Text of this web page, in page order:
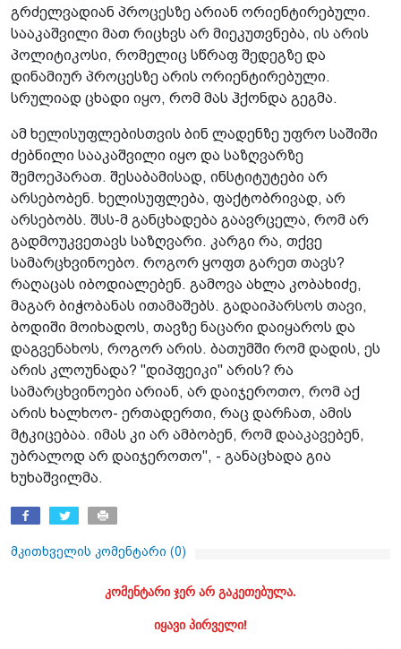
გრძელვადიან პროცესზე არიან ორიენტირებული.
სააკაშვილი მათ რიცხვს არ მიეკუთვნება, ის არის
პოლიტიკოსი, რომელიც სწრაფ შედეგზე და
დინამიურ პროცესზე არის ორიენტირებული.
სრულიად ცხადი იყო, რომ მას ჰქონდა გეგმა.
ამ ხელისუფლებისთვის ბინ ლადენზე უფრო საშიში
ძებნილი სააკაშვილი იყო და საზღვარზე
შემოეპარათ. შესაბამისად, ინსტიტუტები არ
არსებობენ. ხელისუფლება, ფაქტობრივად, არ
არსებობს. შსს-მ განცხადება გაავრცელა, რომ არ
გადმოუკვეთავს საზღვარი. კარგი რა, თქვე
სამარცხვინოებო. როგორ ყოფთ გარეთ თავს?
რაღაცას იბოდიალებენ. გამოვა ახლა კობახიძე,
მაგარ ბიჭობანას ითამაშებს. გადაიპარსოს თავი,
ბოდიში მოიხადოს, თავზე ნაცარი დაიყაროს და
დაგვენახოს, როგორ არის. ბათუმში რომ დადის, ეს
არის კლოუნადა? "დიპფეიკი" არის? რა
სამარცხვინოები არიან, არ დაიჯეროთო, რომ აქ
არის ხალხოო- ერთადერთი, რაც დარჩათ, ამის
მტკიცებაა. იმას კი არ ამბობენ, რომ დააკავებენ,
უბრალოდ არ დაიჯეროთო", - განაცხადა გია
ხუხაშვილმა.
მკითხველის კომენტარი (0)
კომენტარი ჯერ არ გაკეთებულა.
იყავი პირველი!